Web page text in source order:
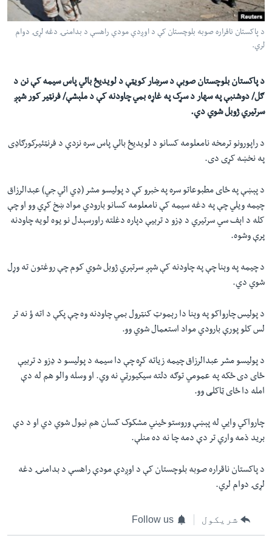
دلته
مخکې
مرکزي
واوړئ
اداریه
Learning English
FOLLOW US
د پاکستان ناقراره صوبه بلوچستان کې د اوږدې مودې راهسې د بدامنۍ دغه لړۍ دوام
لري.
د پاکستان بلوچستان صوبې د سرښار کويټې د لویدیځ بائي پاس سيمه کې نن د
ګل/ دوشنبې په سهار د سړک په غاړه بمي چاودنه کې د ملېشې/ فرنټیر کور شپږ
سرتیري ژوبل شوي دي.
د راپورونو ترمخه نامعلومه کسانو د لویدیځ بائي پاس سره نزدې د فرنټئيرکورګاډی
په نخښه کړی دی.
د پېښې په ځای مطبوعاتو سره په خبرو کې د پوليسو مشر (ډي ائي جي) عبدالرزاق
چيمه ويلي چې په دغه سيمه کې نامعلومه کسانو بارودي مواد ښخ کړي وو او چې
کله د اېف سي سرتيري د ډزو د تربيې دپاره دغلته راورسېدل نو يوه لويه چاودنه
پرې وشوه.
د چيمه په وېنا چې په چاودنه کې شپږ سرتېري ژوبل شوي کوم چې روغتون ته وړل
شوي دي.
د پوليس چارواکو په وېنا دا رېموټ کنټرول بمي چاودنه وه چې پکې د اته ؤ نه تر
لس کلو پورې بارودي مواد استعمال شوي وو.
د پوليسو مشر عبدالرزاق چيمه زياته کړه چې دا سيمه د پوليسو د ډزو د تربيې
ځای دی ځکه په عمومي توګه دلته سيکيورټي نه وي. او وسله والو هم له دې
امله دا ځای ټاکلی وو.
چارواکي وايي له پېښې وروستو ځیني مشکوک کسان هم نيول شوي دي او د دې
بريد ذمه واري تر دې دمه چا نه ده منلې.
د پاکستان ناقراره صوبه بلوچستان کې د اوږدې مودې راهسې د بدامنۍ دغه
لړۍ دوام لري.
شریکول Follow us